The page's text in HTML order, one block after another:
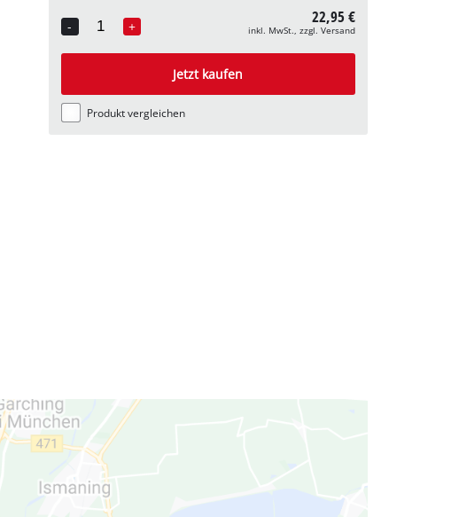
-
Quantity
+ 22,95 €
inkl. MwSt., zzgl. Versand
Jetzt kaufen
Produkt vergleichen